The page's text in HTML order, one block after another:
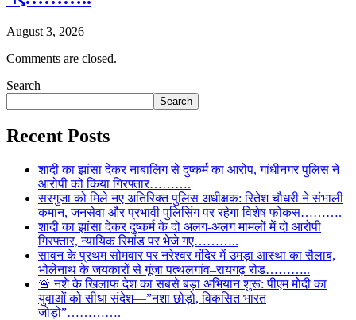
August 3, 2026
Comments are closed.
Search
Search
Recent Posts
शादी का झांसा देकर नाबालिग से दुष्कर्म का आरोप, गांधीनगर पुलिस ने
आरोपी को किया गिरफ्तार……….
सरगुजा को मिले नए अतिरिक्त पुलिस अधीक्षक: रितेश चौधरी ने संभाली
कमान, जनसेवा और प्रभावी पुलिसिंग पर रहेगा विशेष फोकस……….
शादी का झांसा देकर दुष्कर्म के दो अलग-अलग मामलों में दो आरोपी
गिरफ्तार, न्यायिक रिमांड पर भेजे गए………..
सावन के प्रथम सोमवार पर नरेश्वर मंदिर में उमड़ा आस्था का सैलाब,
भोलेनाथ के जयकारों से गूंजा पत्थलगांव–रायगढ़ रोड………..
🚨 नशे के खिलाफ देश का सबसे बड़ा अभियान शुरू: पीएम मोदी का
युवाओं को सीधा संदेश—”नशा छोड़ो, विकसित भारत
जोड़ो”………….